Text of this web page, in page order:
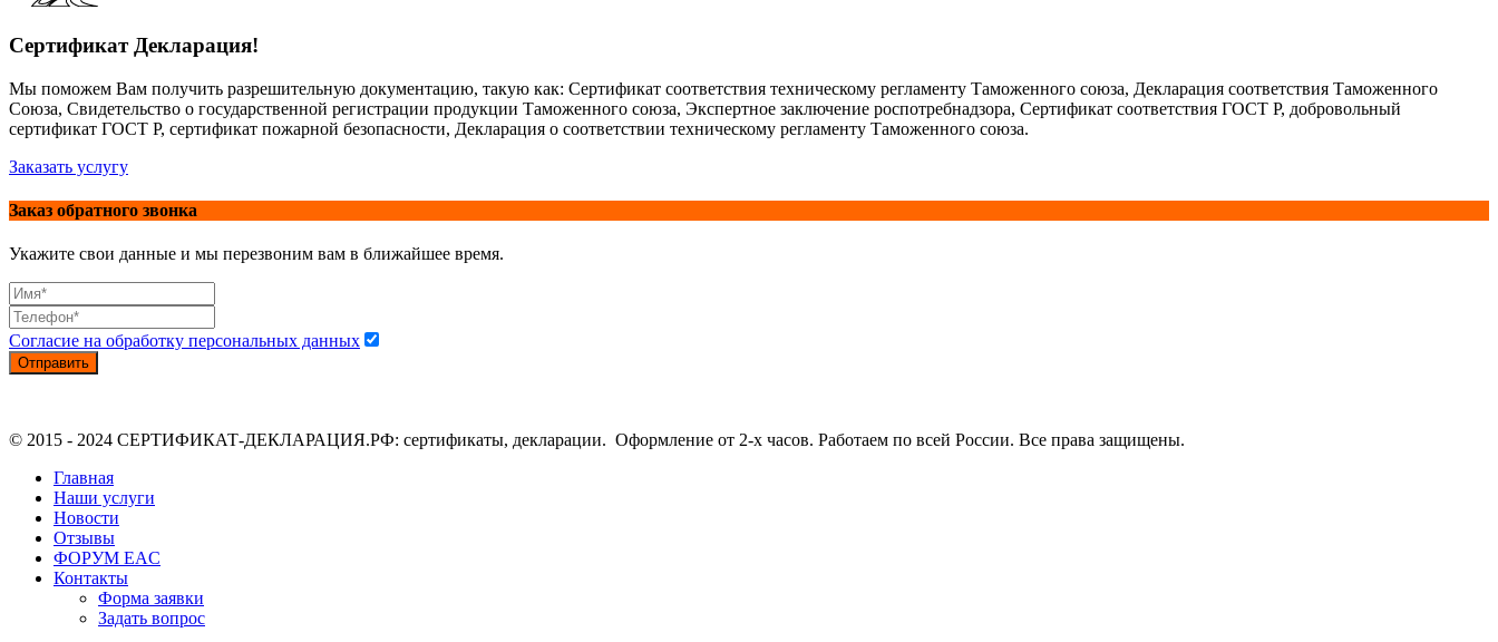
Сертификат Декларация!
Мы поможем Вам получить разрешительную документацию, такую как: Сертификат соответствия техническому регламенту Таможенного союза, Декларация соответствия Таможенного
Союза, Свидетельство о государственной регистрации продукции Таможенного союза, Экспертное заключение роспотребнадзора, Сертификат соответствия ГОСТ Р, добровольный
сертификат ГОСТ Р, сертификат пожарной безопасности, Декларация о соответствии техническому регламенту Таможенного союза.
Заказать услугу
Заказ обратного звонка
Укажите свои данные и мы перезвоним вам в ближайшее время.
Согласие на обработку персональных данных
Отправить
© 2015 - 2024 СЕРТИФИКАТ-ДЕКЛАРАЦИЯ.РФ: сертификаты, декларации. Оформление от 2-х часов. Работаем по всей России. Все права защищены.
Главная
Наши услуги
Новости
Отзывы
ФОРУМ EAC
Контакты
Форма заявки
Задать вопрос